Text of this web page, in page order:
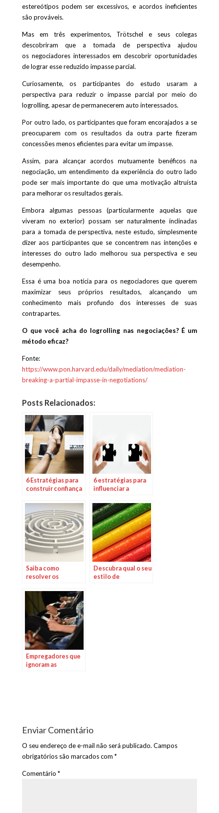
estereótipos podem ser excessivos, e acordos ineficientes
são prováveis.
Mas em três experimentos, Trötschel e seus colegas
descobriram que a tomada de perspectiva ajudou
os negociadores interessados ​​em descobrir oportunidades
de lograr esse reduzido impasse parcial.
Curiosamente, os participantes do estudo usaram a
perspectiva para reduzir o impasse parcial por meio do
logrolling, apesar de permanecerem auto interessados.
Por outro lado, os participantes que foram encorajados a se
preocuparem com os resultados da outra parte fizeram
concessões menos eficientes para evitar um impasse.
Assim, para alcançar acordos mutuamente benéficos na
negociação, um entendimento da experiência do outro lado
pode ser mais importante do que uma motivação altruísta
para melhorar os resultados gerais.
Embora algumas pessoas (particularmente aquelas que
viveram no exterior) possam ser naturalmente inclinadas
para a tomada de perspectiva, neste estudo, simplesmente
dizer aos participantes que se concentrem nas intenções e
interesses do outro lado melhorou sua perspectiva e seu
desempenho.
Essa é uma boa notícia para os negociadores que querem
maximizar seus próprios resultados, alcançando um
conhecimento mais profundo dos interesses de suas
contrapartes.
O que você acha do logrolling nas negociações? É um
método eficaz?
Fonte:
https://www.pon.harvard.edu/daily/mediation/mediation-
breaking-a-partial-impasse-in-negotiations/
Posts Relacionados:
6 Estratégias para
construir confiança
6 estratégias para
influenciar a
negociações
Saiba como
resolver os
empresa através da
mediação
Descubra qual o seu
estilo de
Empregadores que
ignoram as
Enviar Comentário
O seu endereço de e-mail não será publicado. Campos
obrigatórios são marcados com *
Comentário *